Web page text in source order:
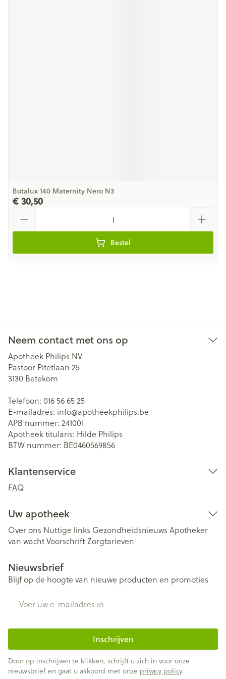
Botalux 140 Maternity Nero N3
€ 30,50
Bestel
Neem contact met ons op
Apotheek Philips NV
Pastoor Pitetlaan 25
3130 Betekom
Telefoon: 016 56 65 25
E-mailadres: info@apotheekphilips.be
APB nummer: 241001
Apotheek titularis: Hilde Philips
BTW nummer: BE0460569856
Klantenservice
FAQ
Uw apotheek
Over ons Nuttige links Gezondheidsnieuws Apotheker
van wachtVoorschriftZorgtarieven
Nieuwsbrief
Blijf op de hoogte van nieuwe producten en promoties
Inschrijven
Door op inschrijven te klikken, schrijft u zich in voor onze
nieuwsbrief en gaat u akkoord met onze privacy policy.